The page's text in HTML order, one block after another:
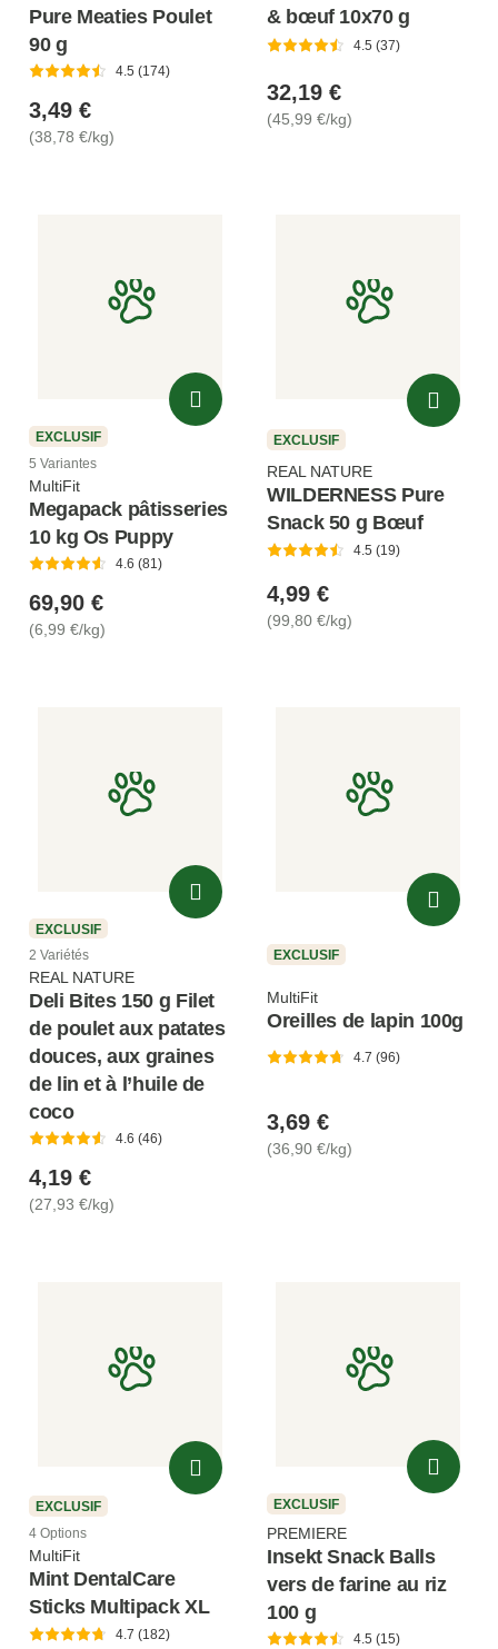
Pure Meaties Poulet
90 g
4.5 (174)
3,49 €
(38,78 €/kg)
& bœuf 10x70 g
4.5 (37)
32,19 €
(45,99 €/kg)
EXCLUSIF
5 Variantes
MultiFit
Megapack pâtisseries
10 kg Os Puppy
4.6 (81)
69,90 €
(6,99 €/kg)
EXCLUSIF
REAL NATURE
WILDERNESS Pure
Snack 50 g Bœuf
4.5 (19)
4,99 €
(99,80 €/kg)
EXCLUSIF
2 Variétés
REAL NATURE
Deli Bites 150 g Filet
de poulet aux patates
douces, aux graines
de lin et à l’huile de
coco
4.6 (46)
4,19 €
(27,93 €/kg)
EXCLUSIF
MultiFit
Oreilles de lapin 100g
4.7 (96)
3,69 €
(36,90 €/kg)
EXCLUSIF
4 Options
MultiFit
Mint DentalCare
Sticks Multipack XL
4.7 (182)
EXCLUSIF
PREMIERE
Insekt Snack Balls
vers de farine au riz
100 g
4.5 (15)